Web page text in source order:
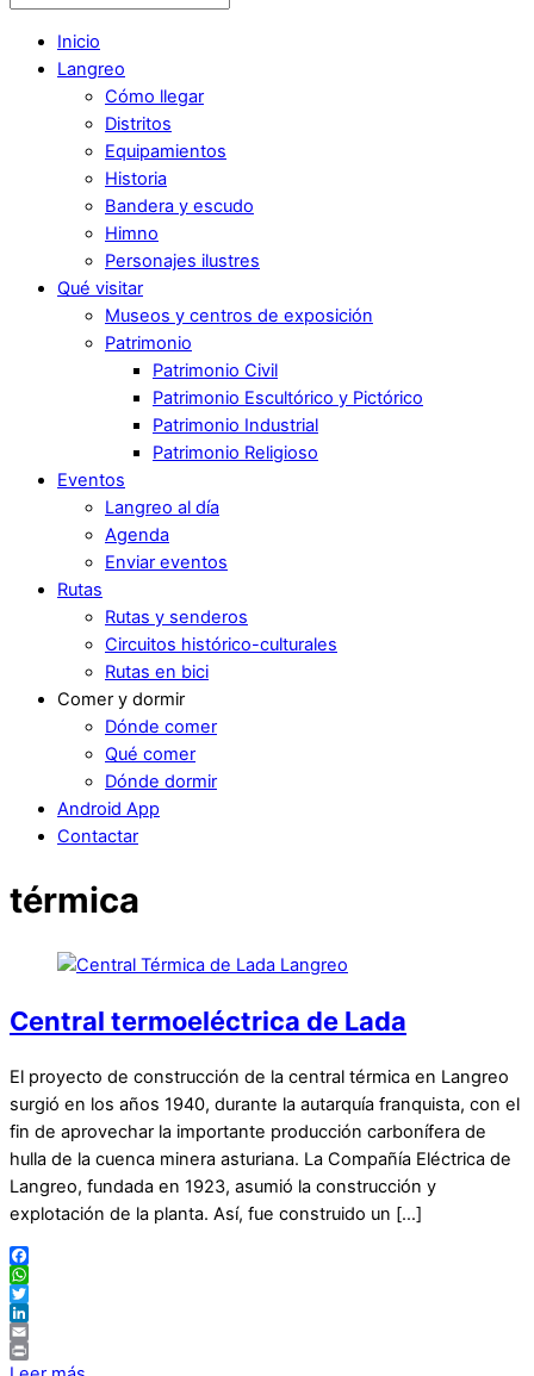
Inicio
Langreo
Cómo llegar
Distritos
Equipamientos
Historia
Bandera y escudo
Himno
Personajes ilustres
Qué visitar
Museos y centros de exposición
Patrimonio
Patrimonio Civil
Patrimonio Escultórico y Pictórico
Patrimonio Industrial
Patrimonio Religioso
Eventos
Langreo al día
Agenda
Enviar eventos
Rutas
Rutas y senderos
Circuitos histórico-culturales
Rutas en bici
Comer y dormir
Dónde comer
Qué comer
Dónde dormir
Android App
Contactar
térmica
Central termoeléctrica de Lada
El proyecto de construcción de la central térmica en Langreo
surgió en los años 1940, durante la autarquía franquista, con el
fin de aprovechar la importante producción carbonífera de
hulla de la cuenca minera asturiana. La Compañía Eléctrica de
Langreo, fundada en 1923, asumió la construcción y
explotación de la planta. Así, fue construido un […]
Facebook
WhatsApp
Twitter
LinkedIn
Email
Print